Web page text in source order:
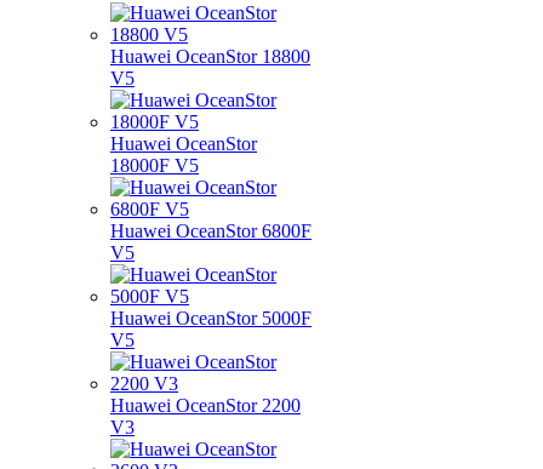
Huawei OceanStor 18800
V5
Huawei OceanStor
18000F V5
Huawei OceanStor 6800F
V5
Huawei OceanStor 5000F
V5
Huawei OceanStor 2200
V3